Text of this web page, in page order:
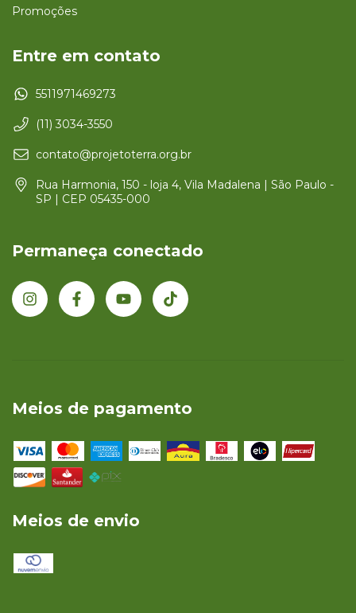
Promoções
Entre em contato
5511971469273
(11) 3034-3550
contato@projetoterra.org.br
Rua Harmonia, 150 - loja 4, Vila Madalena | São Paulo -
SP | CEP 05435-000
Permaneça conectado
Meios de pagamento
Meios de envio